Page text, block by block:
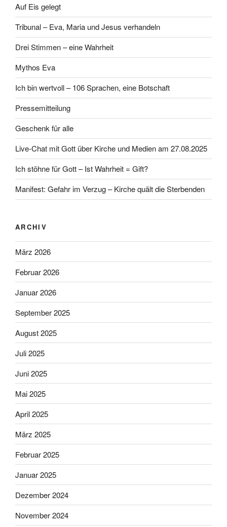
Auf Eis gelegt
Tribunal – Eva, Maria und Jesus verhandeln
Drei Stimmen – eine Wahrheit
Mythos Eva
Ich bin wertvoll – 106 Sprachen, eine Botschaft
Pressemitteilung
Geschenk für alle
Live-Chat mit Gott über Kirche und Medien am 27.08.2025
Ich stöhne für Gott – Ist Wahrheit = Gift?
Manifest: Gefahr im Verzug – Kirche quält die Sterbenden
ARCHIV
März 2026
Februar 2026
Januar 2026
September 2025
August 2025
Juli 2025
Juni 2025
Mai 2025
April 2025
März 2025
Februar 2025
Januar 2025
Dezember 2024
November 2024